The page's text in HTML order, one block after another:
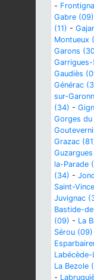
-
Gabre (09)
(11) -
Montueux
Garons
Gaudiès
Générac
sur-
(34) -
Gorges du
Grazac
la-Parade
(34) -
Saint-
Juvignac
Bastide-
(09) - La
Sérou (09)
Labécède-
La Bezole
-